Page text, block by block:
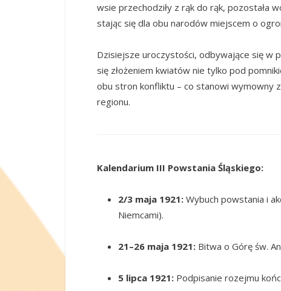
wsie przechodziły z rąk do rąk, pozostała
stając się dla obu narodów miejscem o
Dzisiejsze uroczystości, odbywające się w
się złożeniem kwiatów nie tylko pod
obu stron konfliktu – co stanowi wymowny
regionu.
Kalendarium III Powstania Śląskiego:
2/3 maja 1921: Wybuch powstania i
Niemcami).
21–26 maja 1921: Bitwa o Górę św.
5 lipca 1921: Podpisanie rozejmu